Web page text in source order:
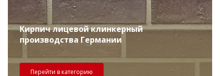
Кирпич лицевой клинкерный
производства Германии
Перейти в категорию